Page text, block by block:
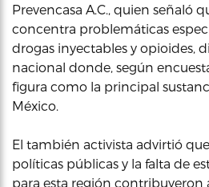
Prevencasa A.C., quien señaló
concentra problemáticas
drogas inyectables y opioides,
nacional donde, según
figura como la principal
México.
El también activista advirtió
políticas públicas y la falta de
para esta región